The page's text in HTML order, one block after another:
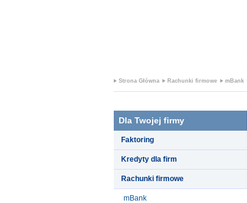
Strona Główna Rachunki firmowe mBank
Dla Twojej firmy
Faktoring
Kredyty dla firm
Rachunki firmowe
mBank